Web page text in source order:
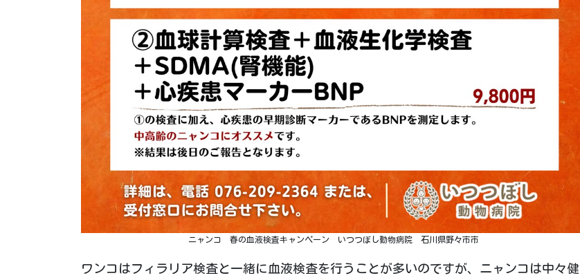
ニャンコ 春の血液検査キャンペーン いつつぼし動物病院 石川県野々市市
ワンコはフィラリア検査と一緒に血液検査を行うことが多いのですが、ニャンコは中々健